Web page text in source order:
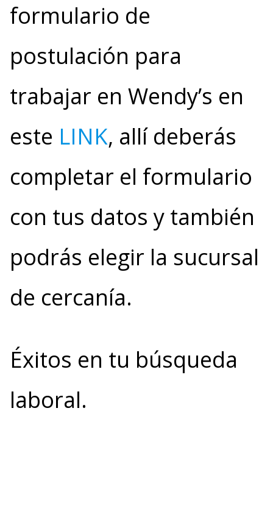
formulario de
postulación para
trabajar en Wendy’s en
este LINK, allí deberás
completar el formulario
con tus datos y también
podrás elegir la sucursal
de cercanía.
Éxitos en tu búsqueda
laboral.